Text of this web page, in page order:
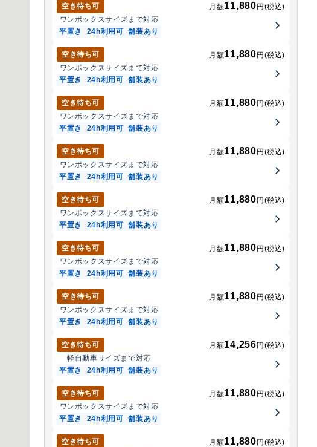
空き待ち可 月額11,880 円(税込)
ワンボックスサイズまで対応
平置き
24h利用可 舗装あり
空き待ち可 月額11,880 円(税込)
ワンボックスサイズまで対応
平置き
24h利用可 舗装あり
空き待ち可 月額11,880 円(税込)
ワンボックスサイズまで対応
平置き
24h利用可 舗装あり
空き待ち可 月額11,880 円(税込)
ワンボックスサイズまで対応
平置き
24h利用可 舗装あり
空き待ち可 月額11,880 円(税込)
ワンボックスサイズまで対応
平置き
24h利用可 舗装あり
空き待ち可 月額11,880 円(税込)
ワンボックスサイズまで対応
平置き
24h利用可 舗装あり
空き待ち可 月額11,880 円(税込)
ワンボックスサイズまで対応
平置き
24h利用可 舗装あり
空き待ち可 月額14,256 円(税込)
軽自動車サイズまで対応
平置き
24h利用可 舗装あり
空き待ち可 月額11,880 円(税込)
ワンボックスサイズまで対応
平置き
24h利用可 舗装あり
空き待ち可 月額11,880 円(税込)